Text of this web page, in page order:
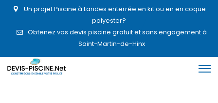
Un projet Piscine à Landes enterrée en kit ou en en coque
polyester?
Obtenez vos devis piscine gratuit et sans engagement à
Saint-Martin-de-Hinx